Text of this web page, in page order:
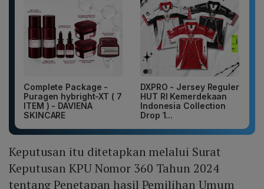
Complete Package -
Puragen hybright-XT ( 7
ITEM ) - DAVIENA
SKINCARE
DXPRO - Jersey Reguler
HUT RI Kemerdekaan
Indonesia Collection
Drop 1...
Keputusan itu ditetapkan melalui Surat
Keputusan KPU Nomor 360 Tahun 2024
tentang Penetapan hasil Pemilihan Umum